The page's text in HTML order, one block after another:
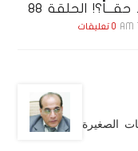
الحلقة 88
0 تعليقات
الصغيرة